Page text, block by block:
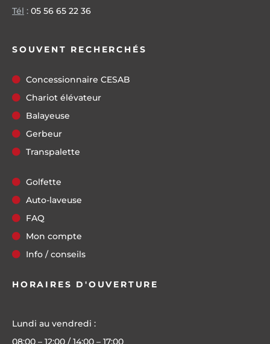
Tél : 05 56 65 22 36
SOUVENT RECHERCHÉS
Concessionnaire CESAB
Chariot élévateur
Balayeuse
Gerbeur
Transpalette
Golfette
Auto-laveuse
FAQ
Mon compte
Info / conseils
HORAIRES D'OUVERTURE
Lundi au vendredi :